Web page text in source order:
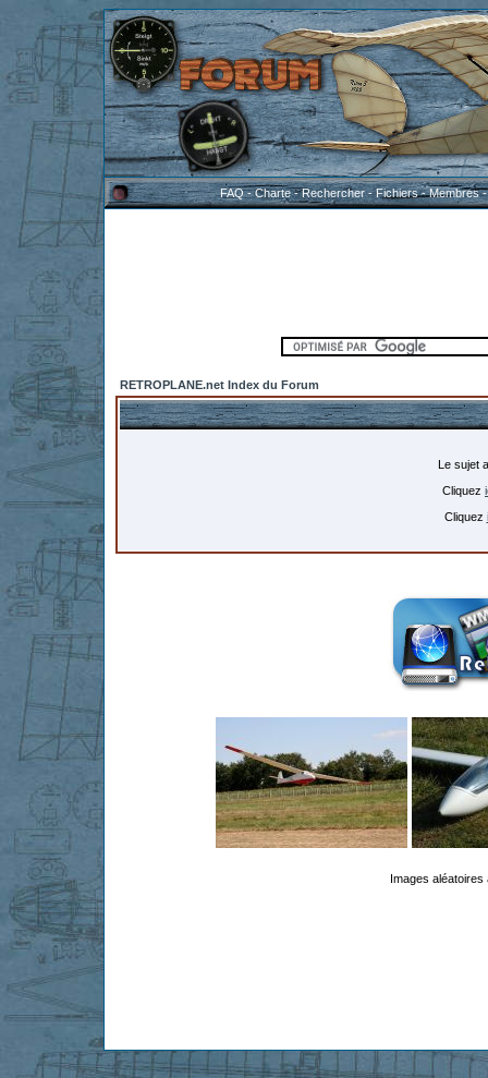
FAQ-Charte-Rechercher-Fichiers-Membres
RETROPLANE.net Index du Forum
Le sujet
Cliquez
Cliquez
Images aléatoires